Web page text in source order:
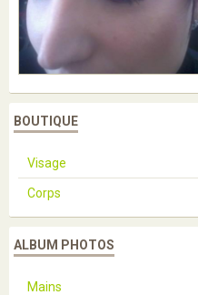
BOUTIQUE
Visage
Corps
ALBUM PHOTOS
Mains